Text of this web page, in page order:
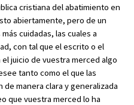
cristiana del abatimiento en
abiertamente, pero de un
cuidadas, las cuales a
con tal que el escrito o el
juicio de vuestra merced algo
tanto como el que las
manera clara y generalizada
que vuestra merced lo ha